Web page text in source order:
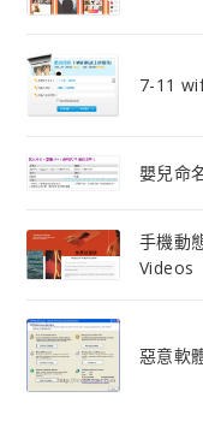
7-11
嬰兒命
手機動
Videos
惡意軟